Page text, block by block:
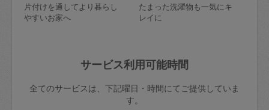
片付けを通してより暮らし
やすいお家へ
たまった洗濯物も一気にキ
レイに
サービス利用可能時間
全てのサービスは、下記曜日・時間にてご提供していま
す。